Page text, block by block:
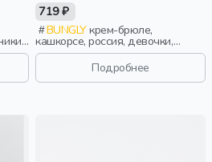
719 ₽
BUNGLYкрем-брюле,
кашкорсе, россия, девочки,
малыши, дошкольники, дети
Подробнее